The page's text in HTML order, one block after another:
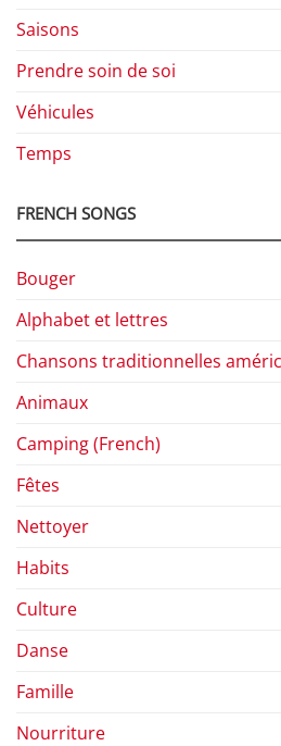
Saisons
Prendre soin de soi
Véhicules
Temps
FRENCH SONGS
Bouger
Alphabet et lettres
Chansons traditionnelles
Animaux
Camping (French)
Fêtes
Nettoyer
Habits
Culture
Danse
Famille
Nourriture